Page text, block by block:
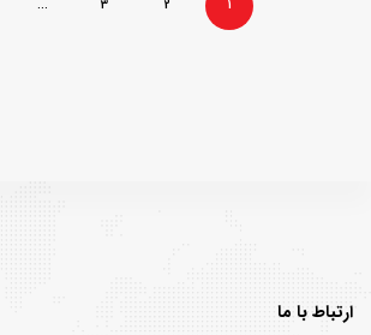
1
2
3
…
ارتباط با ما